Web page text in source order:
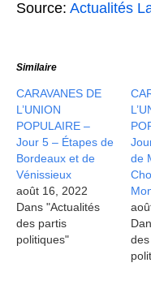
Source: Actualités
Similaire
CARAVANES DE
L’UNION
POPULAIRE –
Jour 5 – Étapes de
Bordeaux et de
Vénissieux
août 16, 2022
Dans "Actualités
des partis
politiques"
de